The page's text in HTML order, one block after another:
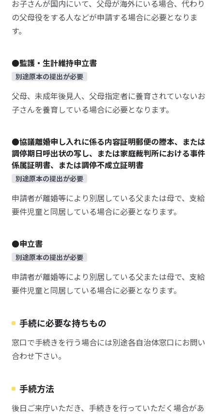
お子さんが国内にいて、父母が海外にいる場合、代わり
の父母役をする人などが申請する場合に必要となりま
す。
●監護・生計維持申立書
別途原本の提出が必要
父母、未成年後見人、父母指定者に養育されていないお
子さんを養育している場合に必要となります。
●協議離婚申し入れに係る内容証明郵便の謄本、または
調停期日呼出状の写し、または家庭裁判所における事件
係属証明書、または調停不成立証明書
別途原本の提出が必要
申請者が離婚等により別居している父または母で、支給
要件児童と同居している場合に必要となります。
●申立書
別途原本の提出が必要
申請者が離婚等により別居している父または母で、支給
要件児童と同居している場合に必要となります。
手続に必要な持ちもの
窓口で手続きを行う場合には別途各自治体窓口にお問い
合わせ下さい。
手続方法
後日ご来庁いただき、手続きを行っていただく場合があ